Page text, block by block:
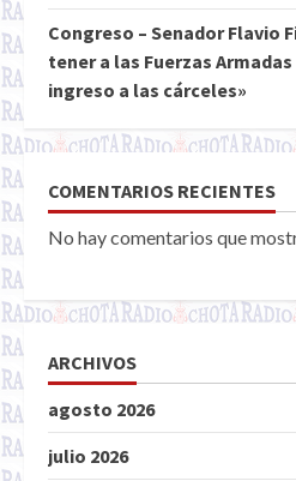
Congreso – Senador Flavio
tener a las Fuerzas
ingreso a las cárceles»
COMENTARIOS RECIENTES
No hay comentarios que
ARCHIVOS
agosto 2026
julio 2026